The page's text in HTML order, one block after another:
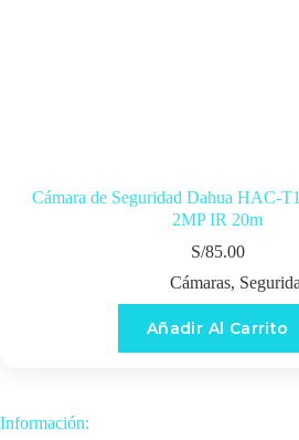
Cámara de Seguridad Dahua HAC-
2MP IR 20m
S/85.00
Cámaras,
Añadir Al Carrito
Información: